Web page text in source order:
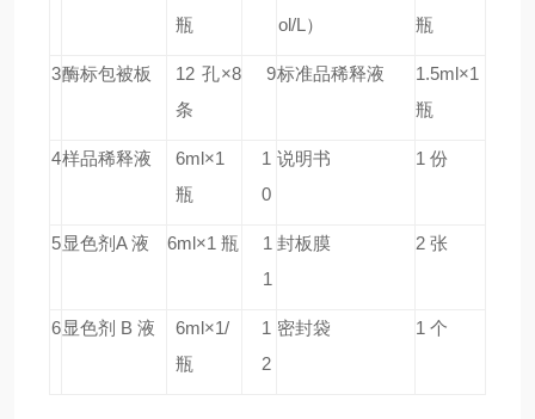
瓶
ol/L）
瓶
3酶标包被板
12 孔×8
条
9标准品稀释液
1.5ml×1
瓶
4样品稀释液
6ml×1
瓶
1
0
说明书 1 份
5显色剂A 液 6ml×1 瓶
1
1
封板膜 2 张
6显色剂 B 液
6ml×1/
瓶
1
2
密封袋 1 个